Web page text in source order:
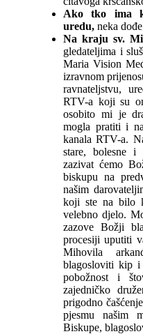
Ako tko ima
uredu, neka
Na kraju sv.
gledateljima i
Maria Vision
izravnom
ravnateljstvu,
RTV-a koji su
osobito mi je
mogla pratiti i
kanala RTV-a.
stare, bolesne i
zazivat ćemo
biskupu na
našim
koji ste na bilo
velebno djelo.
zazove Božji
procesiji uputiti
Mihovila
blagosloviti kip i
pobožnost i
zajedničko
prigodno
pjesmu našim
Biskupe,